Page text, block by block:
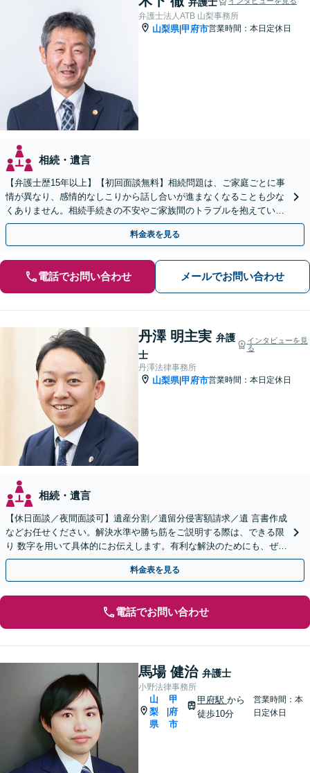
弁護士法人ATB 山梨事務所
山梨県|甲府市営業時間：本日定休日
相続・遺言
【弁護士歴15年以上】【初回面談無料】相続問題は、ご家庭ごとに事
情が異なり、感情的なしこりから話し合いが進まなくなることも少な
くありません。相続手続きの不安やご家族間のトラブルを抱えている
方は、おひとりで悩まず、当事務所へご相談ください。
料金表を見る
電話でお問い合わせ メールでお問い合わせ
丹澤 明主実 弁護
士
インタビューを見
る
丹澤法律事務所
山梨県|甲府市営業時間：本日定休日
相続・遺言
【休日面談／夜間面談可】遺産分割／遺留分侵害額請求／遺 言書作成
などお任せください。解決水準や勝ち筋をご説明する際は、できる限
り 数字を用いて具体的にお伝えします。有利な解決のためにも、ぜひ
ご相談ください。
料金表を見る
電話でお問い合わせ
馬場 健治 弁護士
小野法律事務所
山
梨
県
甲
府
市
甲府駅 から
徒歩10分
営業時間：本
日定休日